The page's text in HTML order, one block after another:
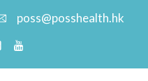
poss@posshealth.hk